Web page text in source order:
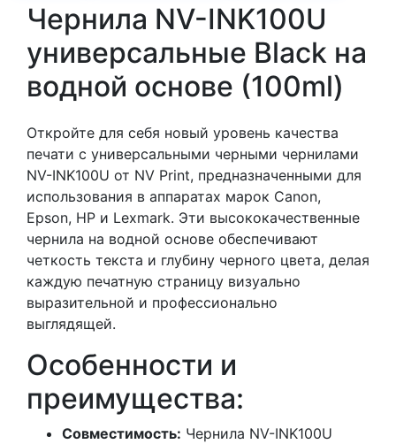
Чернила NV-INK100U
универсальные Black на
водной основе (100ml)
Откройте для себя новый уровень качества
печати с универсальными черными чернилами
NV-INK100U от NV Print, предназначенными для
использования в аппаратах марок Canon,
Epson, HP и Lexmark. Эти высококачественные
чернила на водной основе обеспечивают
четкость текста и глубину черного цвета, делая
каждую печатную страницу визуально
выразительной и профессионально
выглядящей.
Особенности и
преимущества:
Совместимость: Чернила NV-INK100U